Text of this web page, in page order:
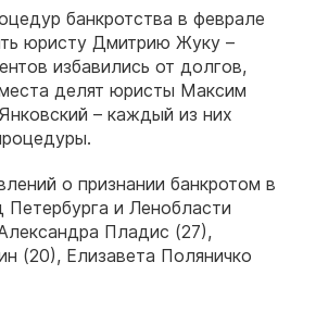
банкротства в феврале
юристу Дмитрию Жуку –
избавились от долгов,
делят юристы Максим
– каждый из них
о признании банкротом в
и Ленобласти
Пладис (27),
(20), Елизавета Поляничко